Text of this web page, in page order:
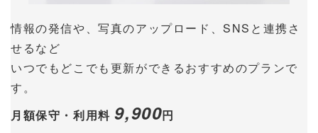
情報の発信や、写真のアップロード、SNSと連携さ
せるなど
いつでもどこでも更新ができるおすすめのプランで
す。
月額保守・利用料9,900円